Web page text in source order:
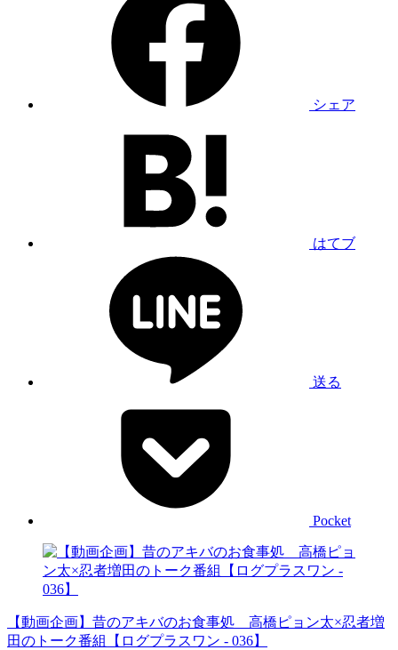
シェア
はてブ
送る
Pocket
【動画企画】昔のアキバのお食事処 高橋ピョン太×忍者増
田のトーク番組【ログプラスワン - 036】